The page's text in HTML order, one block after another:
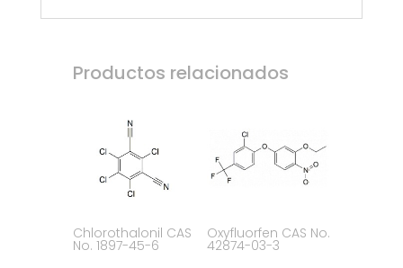
Productos relacionados
Chlorothalonil CAS
No. 1897-45-6
Oxyfluorfen CAS No.
42874-03-3